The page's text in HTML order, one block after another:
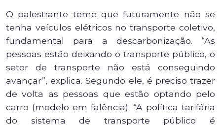
O palestrante teme que futuramente não se
tenha veículos elétricos no transporte coletivo,
fundamental para a descarbonização. “As
pessoas estão deixando o transporte público, o
setor de transporte não está conseguindo
avançar”, explica. Segundo ele, é preciso trazer
de volta as pessoas que estão optando pelo
carro (modelo em falência). “A política tarifária
do sistema de transporte público é